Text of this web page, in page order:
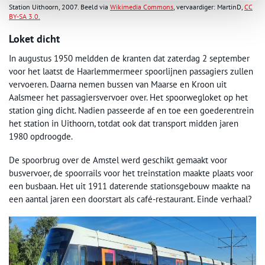
Station Uithoorn, 2007. Beeld via Wikimedia Commons, vervaardiger: MartinD, CC
BY-SA 3.0.
Loket dicht
In augustus 1950 meldden de kranten dat zaterdag 2 september
voor het laatst de Haarlemmermeer spoorlijnen passagiers zullen
vervoeren. Daarna nemen bussen van Maarse en Kroon uit
Aalsmeer het passagiersvervoer over. Het spoorwegloket op het
station ging dicht. Nadien passeerde af en toe een goederentrein
het station in Uithoorn, totdat ook dat transport midden jaren
1980 opdroogde.
De spoorbrug over de Amstel werd geschikt gemaakt voor
busvervoer, de spoorrails voor het treinstation maakte plaats voor
een busbaan. Het uit 1911 daterende stationsgebouw maakte na
een aantal jaren een doorstart als café-restaurant. Einde verhaal?